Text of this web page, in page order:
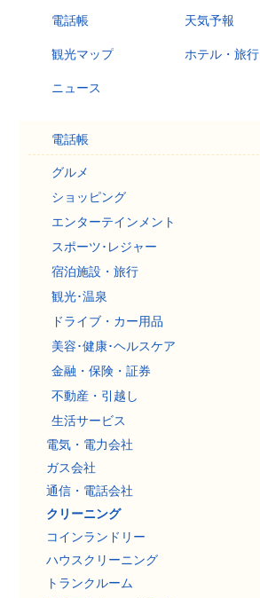
電話帳
天気予報
観光マップ ホテル・旅行
ニュース
電話帳
グルメ
ショッピング
エンターテインメント
スポーツ･レジャー
宿泊施設・旅行
観光･温泉
ドライブ・カー用品
美容･健康･ヘルスケア
金融・保険・証券
不動産・引越し
生活サービス
電気・電力会社
ガス会社
通信・電話会社
クリーニング
コインランドリー
ハウスクリーニング
トランクルーム